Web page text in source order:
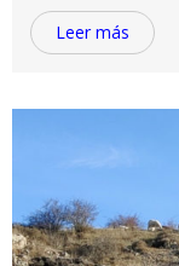
Leer más